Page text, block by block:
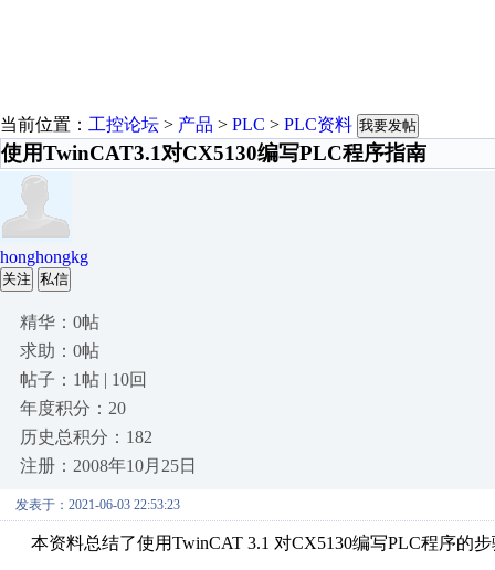
当前位置： 工控论坛 > 产品 > PLC > PLC资料 我要发帖
使用TwinCAT3.1对CX5130编写PLC程序指南
honghongkg
关注 私信
精华：0帖
求助：0帖
帖子：1帖 | 10回
年度积分：20
历史总积分：182
注册：2008年10月25日
发表于：2021-06-03 22:53:23
本资料总结了使用TwinCAT 3.1 对CX5130编写PLC程序的步